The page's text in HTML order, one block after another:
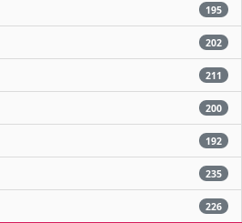
195
202
211
200
192
235
226